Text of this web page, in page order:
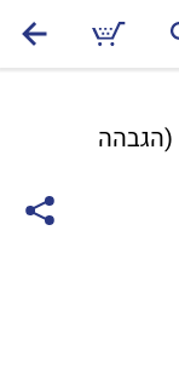
מסך מחשב לבן QD-OLED עם HAS (הגבהה